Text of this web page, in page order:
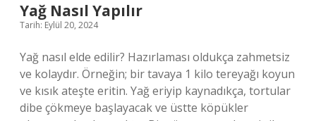
Yağ Nasıl Yapılır
Tarih: Eylül 20, 2024
Yağ nasıl elde edilir? Hazırlaması oldukça zahmetsiz
ve kolaydır. Örneğin; bir tavaya 1 kilo tereyağı koyun
ve kısık ateşte eritin. Yağ eriyip kaynadıkça, tortular
dibe çökmeye başlayacak ve üstte köpükler